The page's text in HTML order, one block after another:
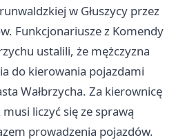
w Głuszycy przez
Funkcjonariusze z Komendy
ustalili, że mężczyzna
do kierowania pojazdami
Wałbrzycha. Za kierownicę
liczyć się ze sprawą
prowadzenia pojazdów.